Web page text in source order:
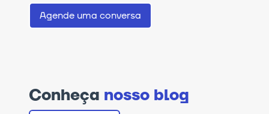
Agende uma conversa
Conheça nosso blog